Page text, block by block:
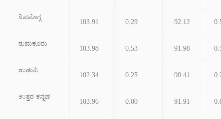
ಶಿವಮೊಗ್ಗ
103.91 0.29 92.12
ತುಮಕೂರು
103.98 0.53 91.98
ಉಡುಪಿ
102.34 0.25 90.41
ಉತ್ತರ ಕನ್ನಡ
103.96 0.00 91.91